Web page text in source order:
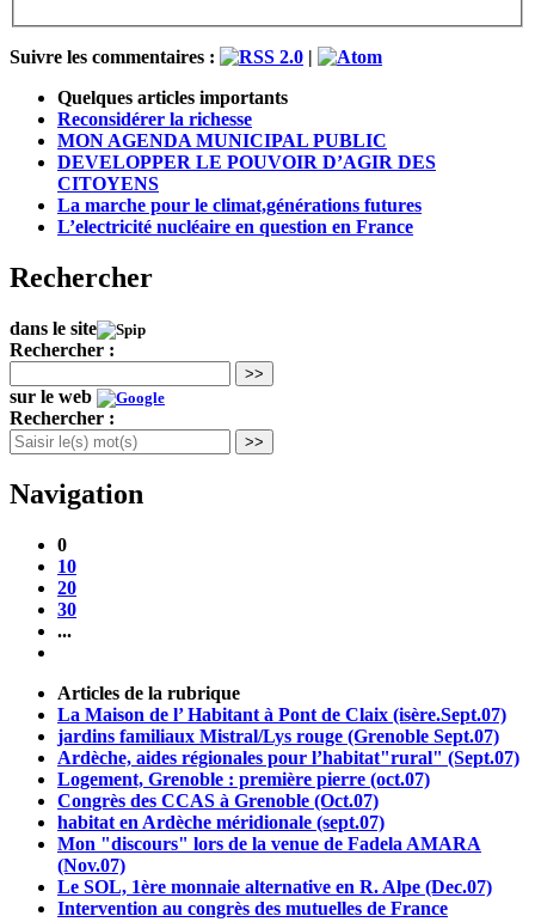
Suivre les commentaires :
|
Quelques articles importants
Reconsidérer la richesse
MON AGENDA MUNICIPAL PUBLIC
DEVELOPPER LE POUVOIR D’AGIR DES
CITOYENS
La marche pour le climat,générations futures
L’electricité nucléaire en question en France
Rechercher
dans le site
Rechercher :
>>
sur le web
Rechercher :
>>
Navigation
0
10
20
30
...
Articles de la rubrique
La Maison de l’ Habitant à Pont de Claix (isère.Sept.07)
jardins familiaux Mistral/Lys rouge (Grenoble Sept.07)
Ardèche, aides régionales pour l’habitat"rural" (Sept.07)
Logement, Grenoble : première pierre (oct.07)
Congrès des CCAS à Grenoble (Oct.07)
habitat en Ardèche méridionale (sept.07)
Mon "discours" lors de la venue de Fadela AMARA
(Nov.07)
Le SOL, 1ère monnaie alternative en R. Alpe (Dec.07)
Intervention au congrès des mutuelles de France